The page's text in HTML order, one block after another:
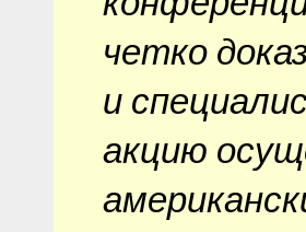
четко
и
акцию